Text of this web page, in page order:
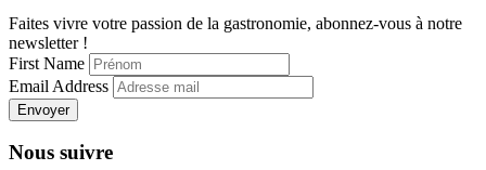
Faites vivre votre passion de la gastronomie, abonnez-vous à notre
newsletter !
First Name
Email Address
Envoyer
Nous suivre